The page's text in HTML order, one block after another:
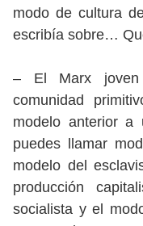
modo de cultura
escribía sobre…
– El Marx
comunidad
modelo anterior
puedes llamar
modelo del
producción
socialista y el